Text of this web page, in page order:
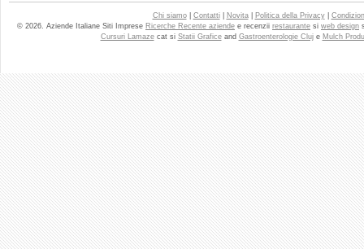
Chi siamo| Contatti| Novita| Politica della Privacy|
© 2026. Aziende Italiane Siti Imprese Ricerche Recente aziende e recenzii restaurante si web design
Cursuri Lamazecat si Statii Graficeand Gastroenterologie Cluje Mulch